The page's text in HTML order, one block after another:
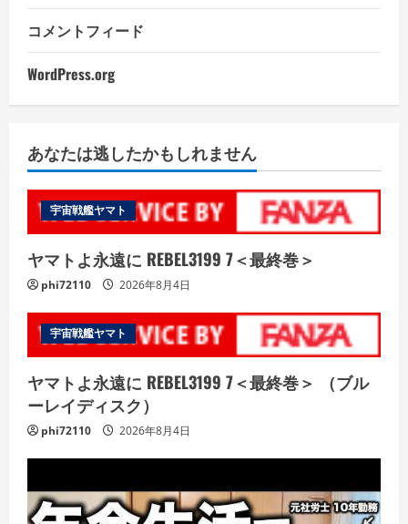
コメントフィード
WordPress.org
あなたは逃したかもしれません
宇宙戦艦ヤマト
ヤマトよ永遠に REBEL3199 7＜最終巻＞
phi72110 2026年8月4日
宇宙戦艦ヤマト
ヤマトよ永遠に REBEL3199 7＜最終巻＞ （ブル
ーレイディスク）
phi72110 2026年8月4日